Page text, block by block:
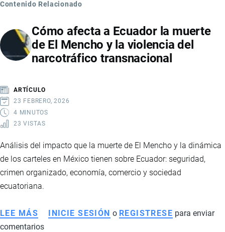
Contenido Relacionado
Cómo afecta a Ecuador la muerte
de El Mencho y la violencia del
narcotráfico transnacional
ARTÍCULO
23 FEBRERO, 2026
4 MINUTOS
23 VISTAS
Análisis del impacto que la muerte de El Mencho y la dinámica
de los carteles en México tienen sobre Ecuador: seguridad,
crimen organizado, economía, comercio y sociedad
ecuatoriana.
LEE MÁS SOBRE
CÓMO
INICIE SESIÓN o REGISTRESE para enviar
comentarios